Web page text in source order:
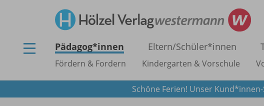
Pädagog*innen Eltern/Schüler*innen
Fördern & Fordern Kindergarten & Vorschule
Schöne Ferien! Unser